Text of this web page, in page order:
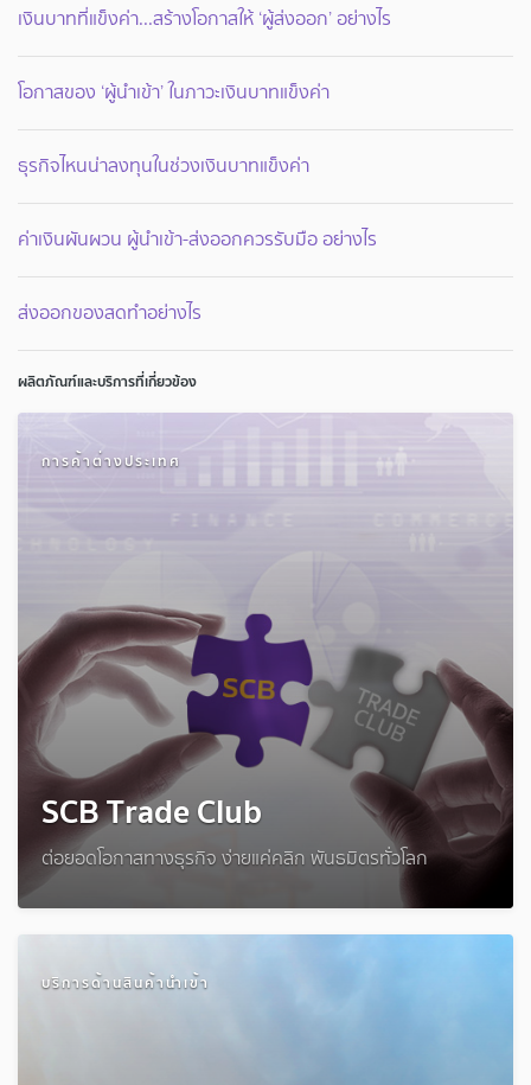
เงินบาทที่แข็งค่า...สร้างโอกาสให้ ‘ผู้ส่งออก’ อย่างไร
โอกาสของ ‘ผู้นำเข้า’ ในภาวะเงินบาทแข็งค่า
ธุรกิจไหนน่าลงทุนในช่วงเงินบาทแข็งค่า
ค่าเงินผันผวน ผู้นำเข้า-ส่งออกควรรับมือ อย่างไร
ส่งออกของสดทำอย่างไร
ผลิตภัณฑ์และบริการที่เกี่ยวข้อง
การค้าต่างประเทศ
SCB Trade Club
ต่อยอดโอกาสทางธุรกิจ ง่ายแค่คลิก พันธมิตรทั่วโลก
บริการด้านสินค้านำเข้า